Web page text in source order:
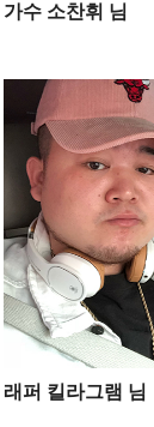
가수 소찬휘 님
래퍼 킬라그램 님